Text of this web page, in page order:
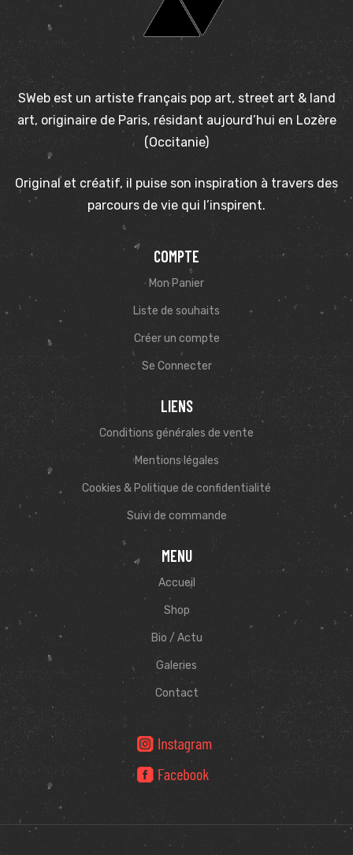
SWeb est un artiste français pop art, street art & land
art, originaire de Paris, résidant aujourd’hui en Lozère
(Occitanie)
Original et créatif, il puise son inspiration à travers des
parcours de vie qui l’inspirent.
COMPTE
Mon Panier
Liste de souhaits
Créer un compte
Se Connecter
LIENS
Conditions générales de vente
Mentions légales
Cookies & Politique de confidentialité
Suivi de commande
MENU
Accueil
Shop
Bio / Actu
Galeries
Contact